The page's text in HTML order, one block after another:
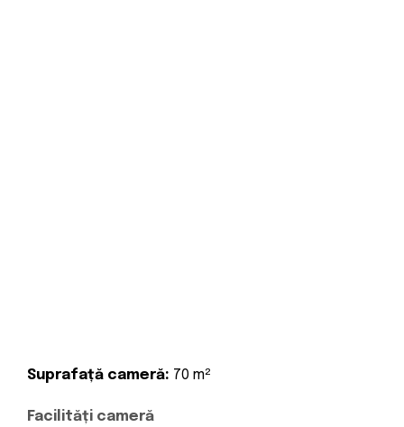
Suprafață cameră: 70 m²
Facilități cameră